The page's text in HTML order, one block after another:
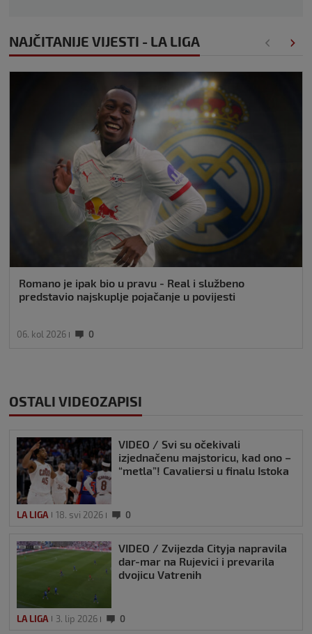
NAJČITANIJE VIJESTI - LA LIGA
Romano je ipak bio u pravu - Real i službeno
predstavio najskuplje pojačanje u povijesti
06. kol 2026 0
OSTALI VIDEOZAPISI
VIDEO / Svi su očekivali
izjednačenu majstoricu, kad ono –
“metla”! Cavaliersi u finalu Istoka
LA LIGA 18. svi 2026 0
VIDEO / Zvijezda Cityja napravila
dar-mar na Rujevici i prevarila
dvojicu Vatrenih
LA LIGA 3. lip 2026 0